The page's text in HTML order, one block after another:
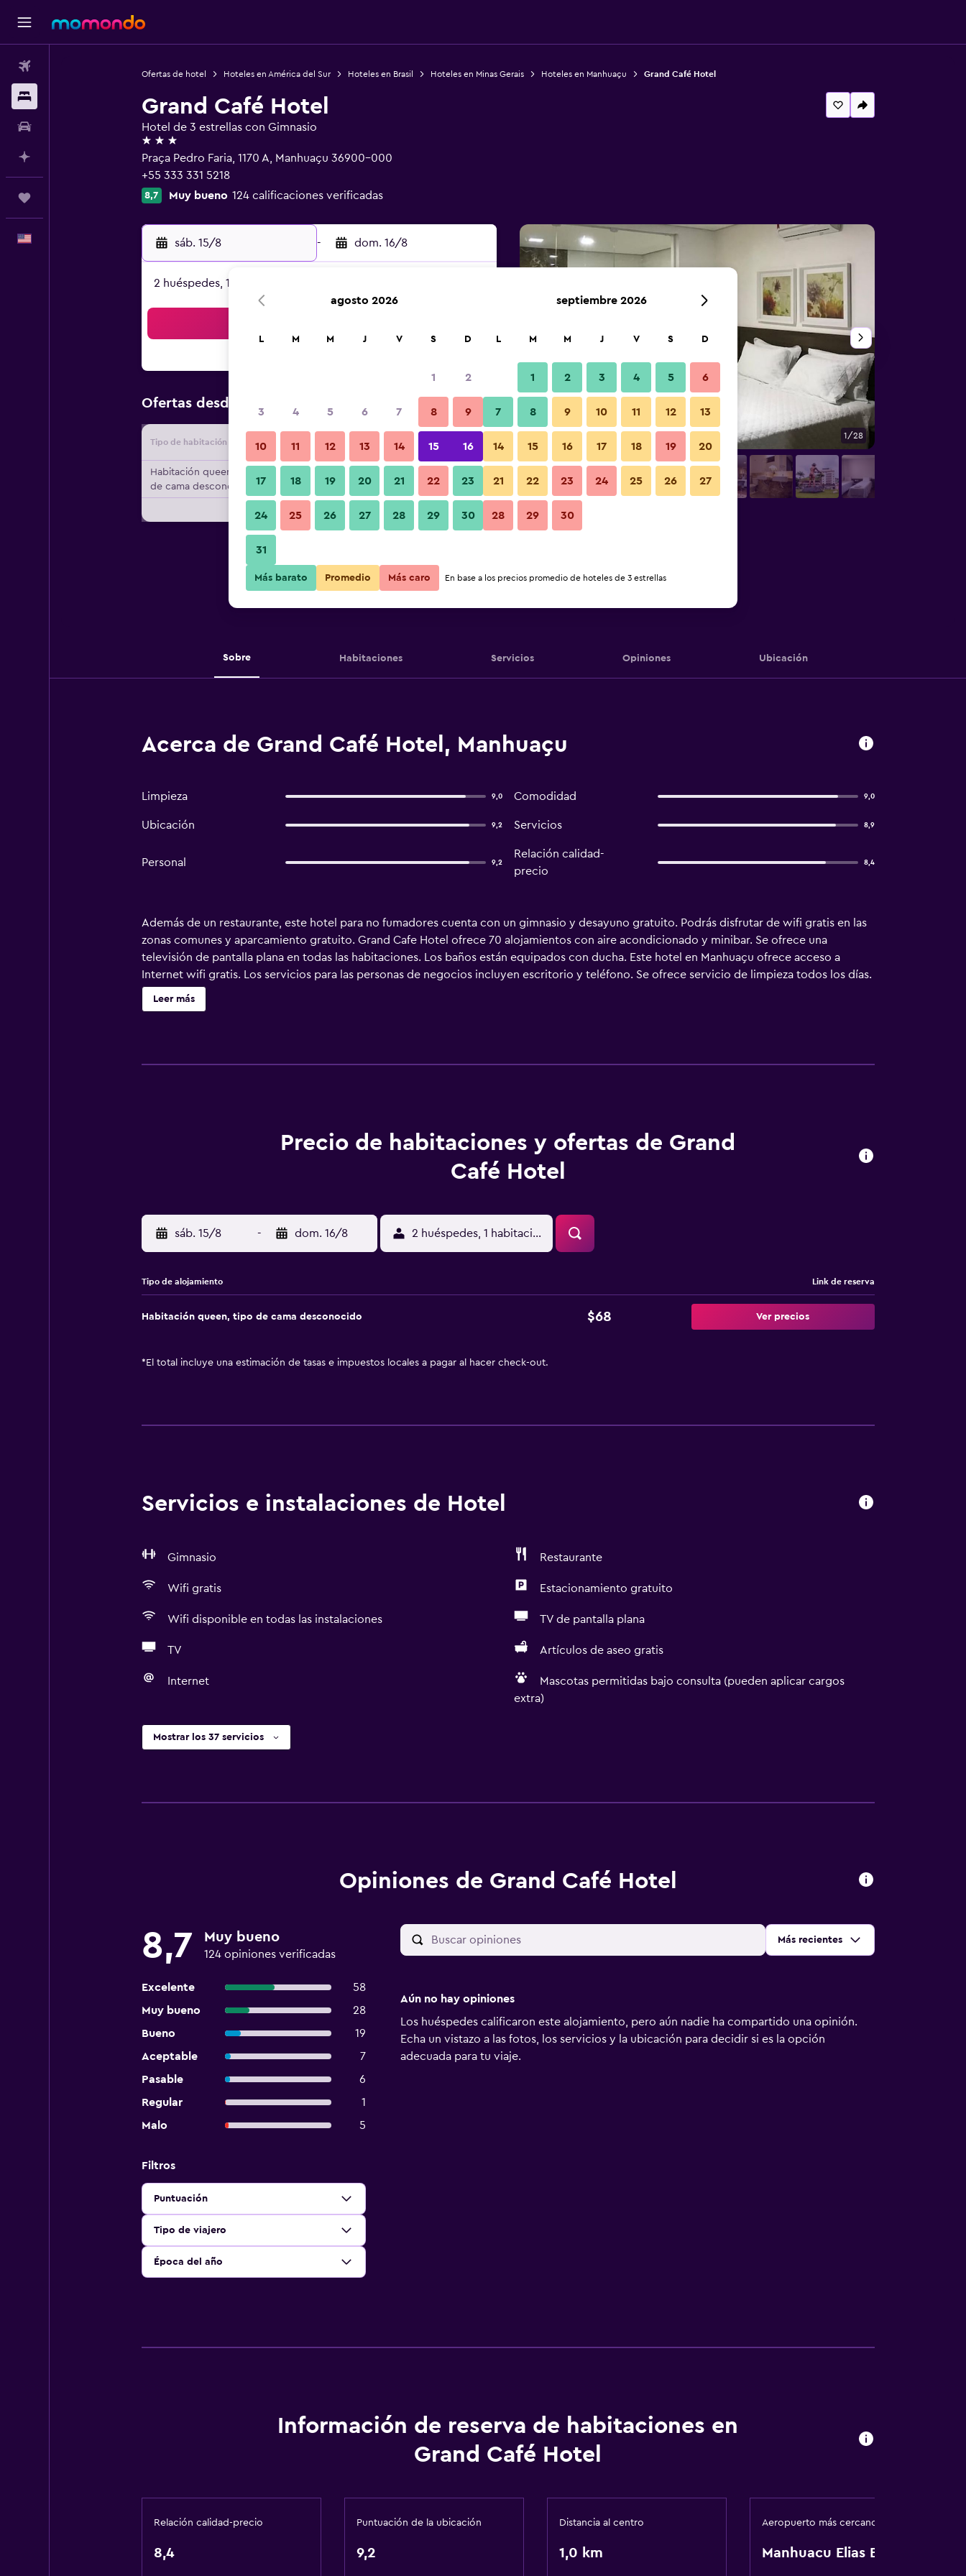
Ofertas de hotel Hoteles en América del Sur Hoteles en Brasil Hoteles en Minas Gerais Hoteles en Manhuaçu Grand Café Hotel
Grand Café Hotel
Hotel de 3 estrellas con Gimnasio
3 estrellas
Praça Pedro Faria, 1170 A, Manhuaçu 36900-000
+55 333 331 5218
8,7 Muy bueno 124 calificaciones verificadas
sáb. 15/8 - dom. 16/8
2 huéspedes, 1 habitación
Ofertas desde Oferta más barata de precio por noche
Tipo de habitación Proveedor Total noche
Habitación queen, tipo
de cama desconocido
$68 Ver oferta
Habitación 1/28
Fotos
Sobre Habitaciones Servicios Opiniones Ubicación
Acerca de Grand Café Hotel, Manhuaçu
Limpieza 9,0 Comodidad 9,0
Ubicación 9,2 Servicios 8,9
Personal 9,2
Relación calidad-
precio
8,4
Además de un restaurante, este hotel para no fumadores cuenta con un gimnasio y desayuno gratuito. Podrás disfrutar de wifi gratis en las
zonas comunes y aparcamiento gratuito. Grand Cafe Hotel ofrece 70 alojamientos con aire acondicionado y minibar. Se ofrece una
televisión de pantalla plana en todas las habitaciones. Los baños están equipados con ducha. Este hotel en Manhuaçu ofrece acceso a
Internet wifi gratis. Los servicios para las personas de negocios incluyen escritorio y teléfono. Se ofrece servicio de limpieza todos los días.
Los servicios de ocio y esparcimiento en este hotel incluyen gimnasio.
Leer más
Precio de habitaciones y ofertas de Grand
Café Hotel
sáb. 15/8 - dom. 16/8 2 huéspedes, 1 habitación
Tipo de alojamiento Link de reserva
Habitación queen, tipo de cama desconocido $68 Ver precios
* El total incluye una estimación de tasas e impuestos locales a pagar al hacer check-out.
Servicios e instalaciones de Hotel
Gimnasio Restaurante
Wifi gratis Estacionamiento gratuito
Wifi disponible en todas las instalaciones TV de pantalla plana
TV Artículos de aseo gratis
Internet
Mascotas permitidas bajo consulta (pueden aplicar cargos
extra)
Mostrar los 37 servicios
Opiniones de Grand Café Hotel
8,7 Muy bueno
124 opiniones verificadas
Excelente
58
Muy bueno
28
Bueno
19
Aceptable
7
Pasable
6
Regular
1
Malo
5
Ordenar por:
Más recientes
Filtros
Puntuación
Tipo de viajero
Época del año
Aún no hay opiniones
Los huéspedes calificaron este alojamiento, pero aún nadie ha compartido una opinión.
Echa un vistazo a las fotos, los servicios y la ubicación para decidir si es la opción
adecuada para tu viaje.
Información de reserva de habitaciones en
Grand Café Hotel
Relación calidad-precio
8,4
Puntuación de la ubicación
9,2
Distancia al centro
1,0 km
Aeropuerto más cercano
Manhuacu Elias Breder
agosto 2026
L M M J V S D
1 2
3 4 5 6 7 8 9
10 11 12 13 14 15 16
17 18 19 20 21 22 23
24 25 26 27 28 29 30
31
septiembre 2026
L M M J V S D
1 2 3 4 5 6
7 8 9 10 11 12 13
14 15 16 17 18 19 20
21 22 23 24 25 26 27
28 29 30
Más barato Promedio Más caro En base a los precios promedio de hoteles de 3 estrellas